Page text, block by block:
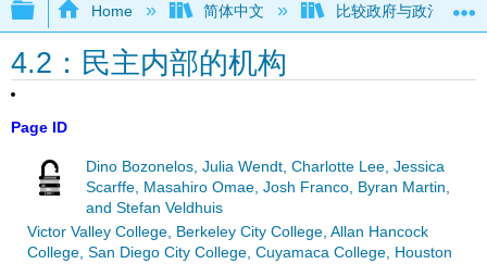
Expand/collapse global hierarchy
Home 简体中文 比较政府与政治概论
4.2：民主内部的机构
Page ID
Dino Bozonelos, Julia Wendt, Charlotte Lee, Jessica
Scarffe, Masahiro Omae, Josh Franco, Byran Martin,
and Stefan Veldhuis
Victor Valley College, Berkeley City College, Allan Hancock
College, San Diego City College, Cuyamaca College, Houston